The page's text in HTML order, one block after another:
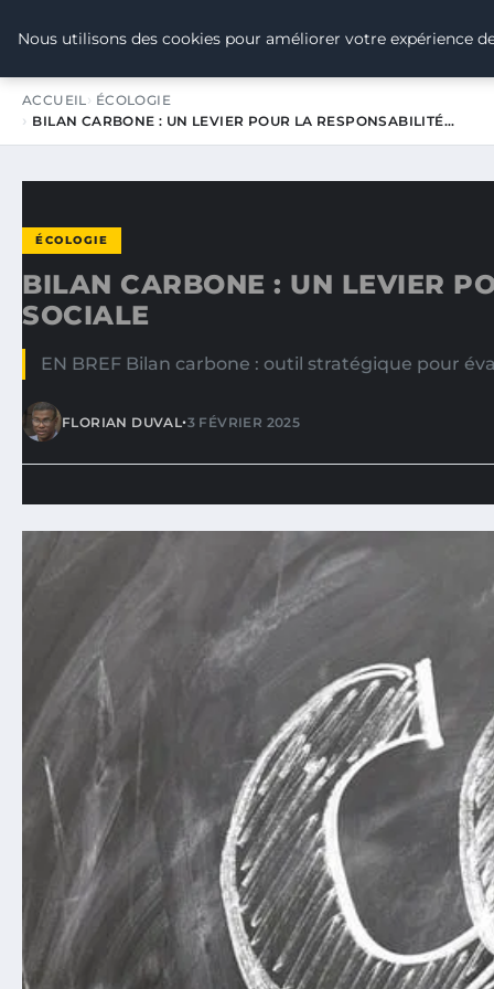
TOUR DE FRANCE POUR LE
ACCUEIL
ÉCOLOGIE
BILAN CARBONE : UN LEVIER POUR LA RESPONSABILITÉ…
ÉCOLOGIE
BILAN CARBONE : UN LEVIER
SOCIALE
EN BREF Bilan carbone : outil stratégique pour
FLORIAN DUVAL•3 FÉVRIER 2025
Nous utilisons des cookies pour améliorer votre expérience